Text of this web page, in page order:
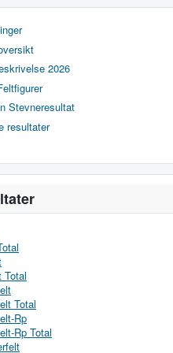
2026
Stevneresultat
resultater
Total
Total
Rp
Rp Total